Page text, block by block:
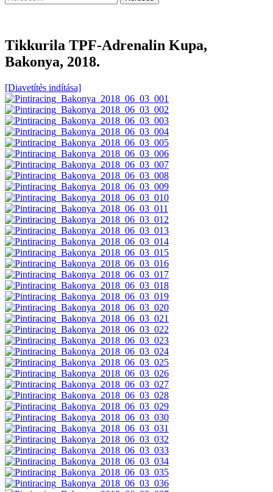
Tikkurila TPF-Adrenalin Kupa,
Bakonya, 2018.
[Diavetítés indítása]